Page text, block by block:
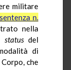
militare
sentenza n.
nella
statusdel
di
che